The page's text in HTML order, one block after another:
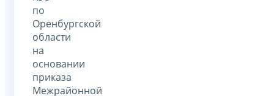
по
Оренбургской
области
на
основании
приказа
Межрайонной